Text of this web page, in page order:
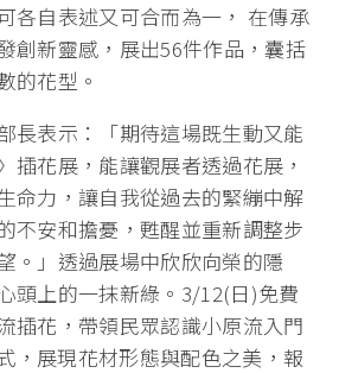
各自表述又可合而為一， 在傳承
創新靈感，展出56件作品，囊括
的花型。
長表示：「期待這場既生動又能
插花展，能讓觀展者透過花展，
命力，讓自我從過去的緊繃中解
不安和擔憂，甦醒並重新調整步
。」透過展場中欣欣向榮的隱
頭上的一抹新綠。3/12(日)免費
插花，帶領民眾認識小原流入門
展現花材形態與配色之美，報